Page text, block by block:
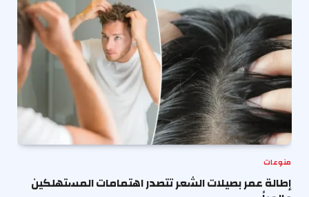
منوعات
إطالة عمر بصيلات الشعر تتصدر اهتمامات المستهلكين